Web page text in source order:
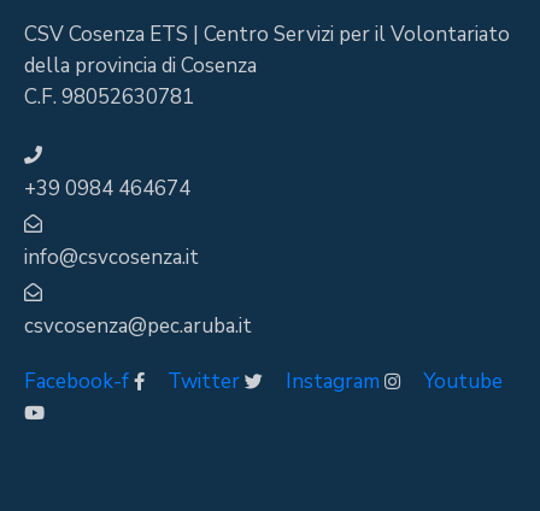
CSV Cosenza ETS | Centro Servizi per il Volontariato
della provincia di Cosenza
C.F. 98052630781
+39 0984 464674
info@csvcosenza.it
csvcosenza@pec.aruba.it
Facebook-f
Twitter Instagram Youtube